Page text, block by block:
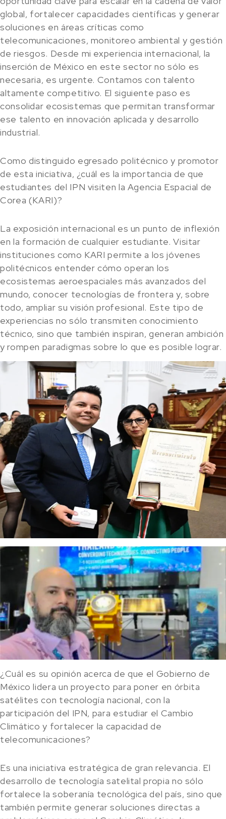
global, fortalecer capacidades científicas y generar
soluciones en áreas críticas como
telecomunicaciones, monitoreo ambiental y gestión
de riesgos. Desde mi experiencia internacional, la
inserción de México en este sector no sólo es
necesaria, es urgente. Contamos con talento
altamente competitivo. El siguiente paso es
consolidar ecosistemas que permitan transformar
ese talento en innovación aplicada y desarrollo
industrial.
Como distinguido egresado politécnico y promotor
de esta iniciativa, ¿cuál es la importancia de que
estudiantes del IPN visiten la Agencia Espacial de
Corea (KARI)?
La exposición internacional es un punto de inflexión
en la formación de cualquier estudiante. Visitar
instituciones como KARI permite a los jóvenes
politécnicos entender cómo operan los
ecosistemas aeroespaciales más avanzados del
mundo, conocer tecnologías de frontera y, sobre
todo, ampliar su visión profesional. Este tipo de
experiencias no sólo transmiten conocimiento
técnico, sino que también inspiran, generan ambición
y rompen paradigmas sobre lo que es posible lograr.
¿Cuál es su opinión acerca de que el Gobierno de
México lidera un proyecto para poner en órbita
satélites con tecnología nacional, con la
participación del IPN, para estudiar el Cambio
Climático y fortalecer la capacidad de
telecomunicaciones?
Es una iniciativa estratégica de gran relevancia. El
desarrollo de tecnología satelital propia no sólo
fortalece la soberanía tecnológica del país, sino que
también permite generar soluciones directas a